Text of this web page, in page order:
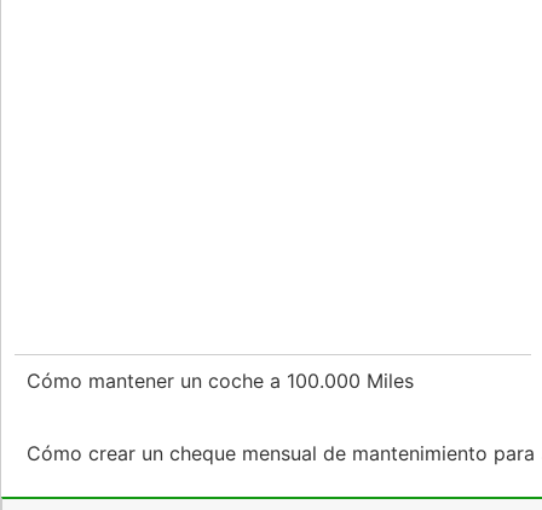
Cómo mantener un coche a 100.000 Miles
Cómo crear un cheque mensual de mantenimiento